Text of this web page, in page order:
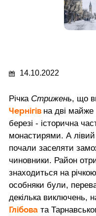
14.10.2022
Річка Стрижень, що
Чернігів на дві майже
березі - історична
монастирями. А лівий
почали заселяти
чиновники. Район
знаходиться на
особняки були,
декілька виключень,
Глібова та